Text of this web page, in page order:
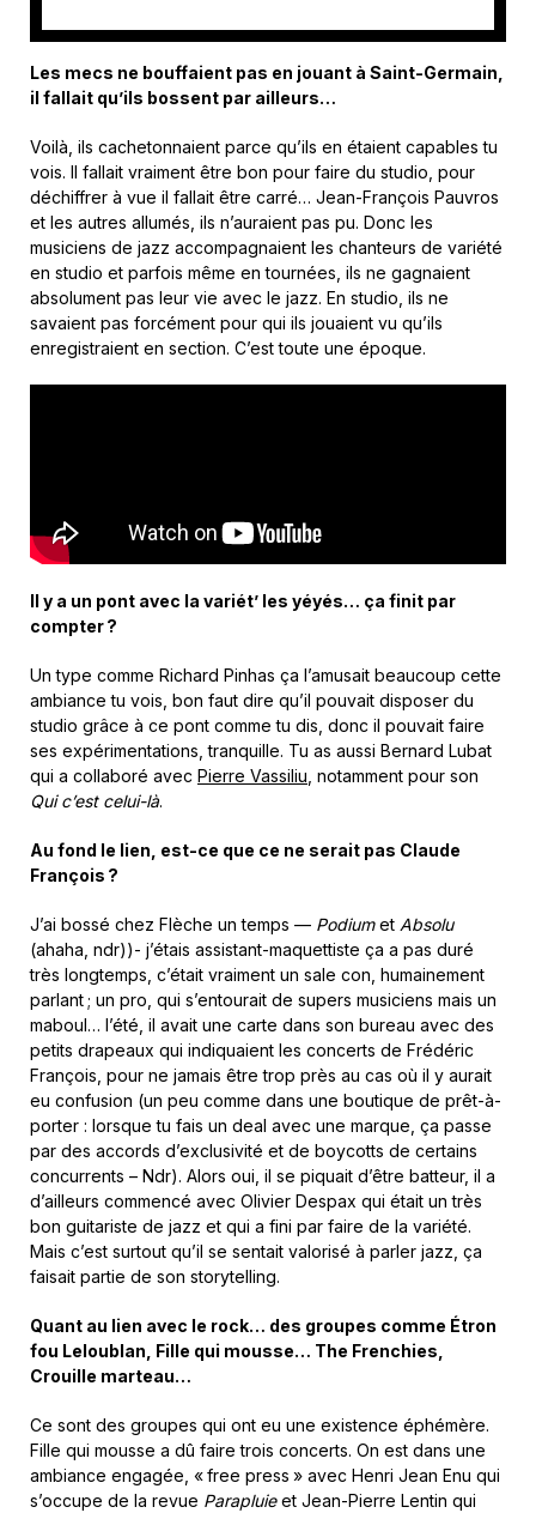
Les mecs ne bouffaient pas en jouant à Saint-Germain,
il fallait qu’ils bossent par ailleurs…
Voilà, ils cachetonnaient parce qu’ils en étaient capables tu
vois. Il fallait vraiment être bon pour faire du studio, pour
déchiffrer à vue il fallait être carré… Jean-François Pauvros
et les autres allumés, ils n’auraient pas pu. Donc les
musiciens de jazz accompagnaient les chanteurs de variété
en studio et parfois même en tournées, ils ne gagnaient
absolument pas leur vie avec le jazz. En studio, ils ne
savaient pas forcément pour qui ils jouaient vu qu’ils
enregistraient en section. C’est toute une époque.
Il y a un pont avec la variét’ les yéyés… ça finit par
compter?
Un type comme Richard Pinhas ça l’amusait beaucoup cette
ambiance tu vois, bon faut dire qu’il pouvait disposer du
studio grâce à ce pont comme tu dis, donc il pouvait faire
ses expérimentations, tranquille. Tu as aussi Bernard Lubat
qui a collaboré avec Pierre Vassiliu , notamment pour son
Qui c’est celui-là.
Au fond le lien, est-ce que ce ne serait pas Claude
François ?
J’ai bossé chez Flèche un temps — Podiumet Absolu
(ahaha, ndr))- j’étais assistant-maquettiste ça a pas duré
très longtemps, c’était vraiment un sale con, humainement
parlant ; un pro, qui s’entourait de supers musiciens mais un
maboul… l’été, il avait une carte dans son bureau avec des
petits drapeaux qui indiquaient les concerts de Frédéric
François, pour ne jamais être trop près au cas où il y aurait
eu confusion (un peu comme dans une boutique de prêt-à-
porter : lorsque tu fais un deal avec une marque, ça passe
par des accords d’exclusivité et de boycotts de certains
concurrents – Ndr). Alors oui, il se piquait d’être batteur, il a
d’ailleurs commencé avec Olivier Despax qui était un très
bon guitariste de jazz et qui a fini par faire de la variété.
Mais c’est surtout qu’il se sentait valorisé à parler jazz, ça
faisait partie de son storytelling.
Quant au lien avec le rock… des groupes comme Étron
fou Leloublan, Fille qui mousse… The Frenchies,
Crouille marteau…
Ce sont des groupes qui ont eu une existence éphémère.
Fille qui mousse a dû faire trois concerts. On est dans une
ambiance engagée, « free press » avec Henri Jean Enu qui
s’occupe de la revue Parapluieet Jean-Pierre Lentin qui